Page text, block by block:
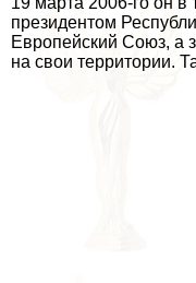
президентом
Европейский Союз, а
на свои территории.